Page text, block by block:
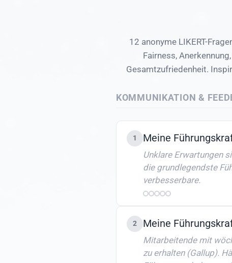
12 anonyme LIKERT-
Fairness,
Gesamtzufriedenheit.
KOMMUNIKATION &
1 Meine
Unklare Erwartungen
die grundlegendste
verbesserbare.
2 Meine
Mitarbeitende mit
zu erhalten (Gallup).